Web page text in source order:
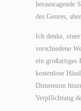
herausragende
des Genres,
Ich denke,
verschiedene
ein großartiges
kostenlose
Dimension
Verpflichtung